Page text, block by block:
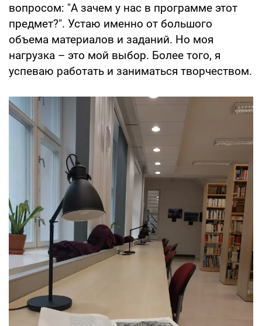
вопросом: "А зачем у нас в программе этот
предмет?". Устаю именно от большого
объема материалов и заданий. Но моя
нагрузка – это мой выбор. Более того, я
успеваю работать и заниматься творчеством.